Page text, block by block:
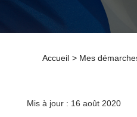
Accueil > Mes
Mis à jour : 16 août 2020